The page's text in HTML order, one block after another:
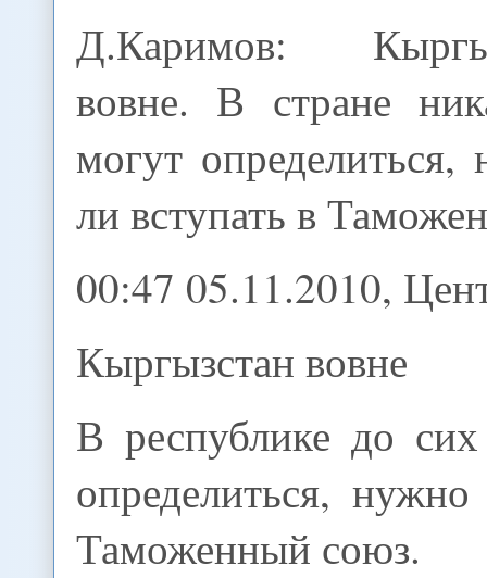
Д.Каримов:
вовне. В стране
могут определиться,
ли вступать в
00:47 05.11.2010,
Кыргызстан вовне
В республике до
определиться,
Таможенный союз.